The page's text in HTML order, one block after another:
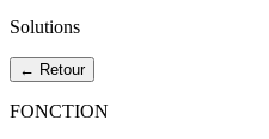
Solutions
← Retour
FONCTION